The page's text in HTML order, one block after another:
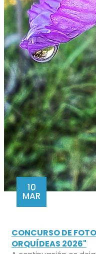
10
MAR
CONCURSO DE
ORQUÍDEAS 2026"